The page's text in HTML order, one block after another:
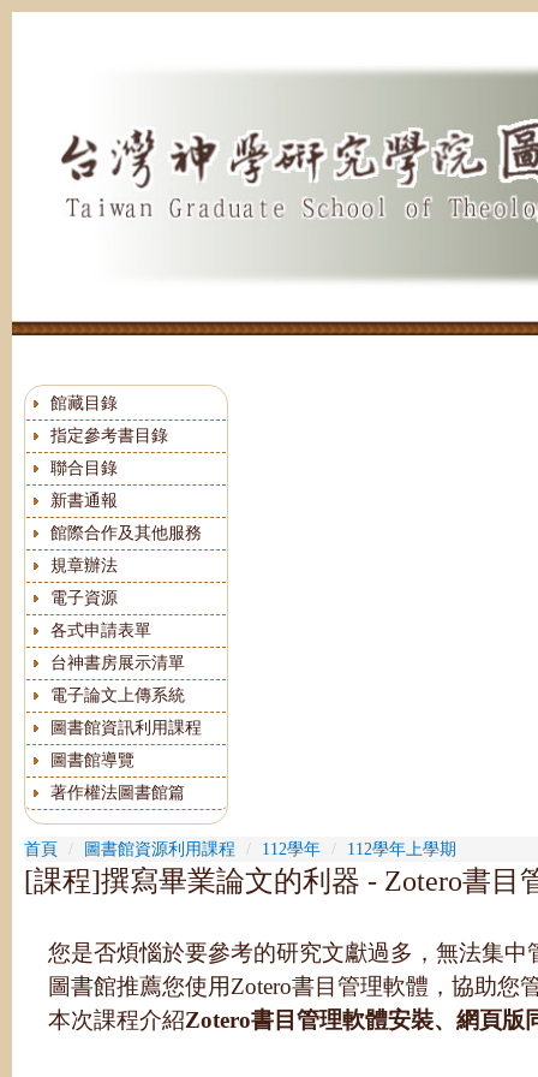
跳
館藏目錄
指定參考書目錄
聯合目錄
新書通報
館際合作及其他服務
規章辦法
電子資源
各式申請表單
台神書房展示清單
電子論文上傳系統
圖書館資訊利用課程
圖書館導覽
著作權法圖書館篇
首頁 圖書館資源利用課程 112學年 112學年上學期
[課程]撰寫畢業論文的利器 - Zotero書目
您是否煩惱於要參考的研究文獻過多，無法集中
圖書館推薦您使用Zotero書目管理軟體，協助您
本次課程介紹Zotero書目管理軟體安裝、網頁版